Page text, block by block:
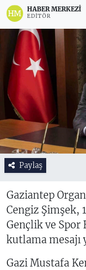
HABER MERKEZI
EDITÖR
Paylaş
Gaziantep
Cengiz Şimşek,
Gençlik ve Spor
kutlama mesajı
Gazi Mustafa